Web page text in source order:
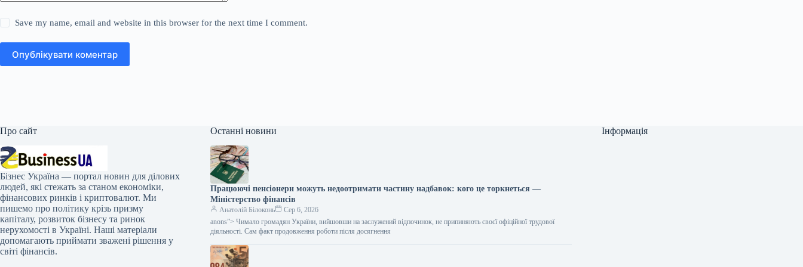
Save my name, email and website in this browser for the next time I comment.
Опублікувати коментар
Про сайт
Бізнес Україна — портал новин для ділових
людей, які стежать за станом економіки,
фінансових ринків і криптовалют. Ми
пишемо про політику крізь призму
капіталу, розвиток бізнесу та ринок
нерухомості в Україні. Наші матеріали
допомагають приймати зважені рішення у
світі фінансів.
Останні новини
Працюючі пенсіонери можуть недоотримати частину надбавок: кого це торкнеться —
Міністерство фінансів
Анатолій Білоконь
Сер 6, 2026
anons”> Чимало громадян України, вийшовши на заслужений відпочинок, не припиняють своєї офіційної трудової
діяльності. Сам факт продовження роботи після досягнення
Інформація